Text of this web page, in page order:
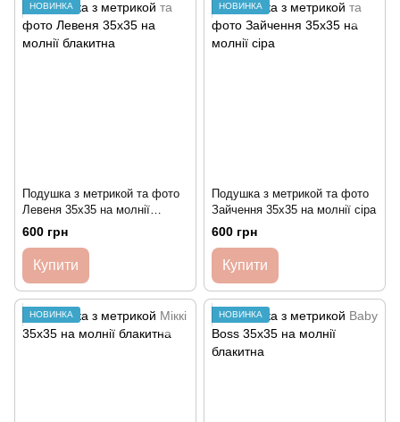
НОВИНКА
Подушка з метрикой та фото
Левеня 35х35 на молнії
блакитна
600 грн
Купити
НОВИНКА
Подушка з метрикой та фото
Зайчення 35х35 на молнії сіра
600 грн
Купити
НОВИНКА НОВИНКА